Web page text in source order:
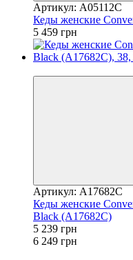
Артикул: A05112C
Кеды женские
5 459 грн
Артикул: A17682C
Кеды женские
Black (A17682C)
5 239 грн
6 249 грн